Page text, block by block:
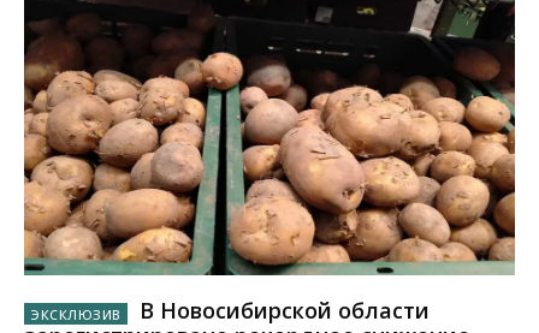
В Новосибирской области